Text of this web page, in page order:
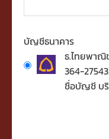
บัญชีธนาคาร
ธ.ไทยพาณิ
364-
ชื่อบัญชี บริ